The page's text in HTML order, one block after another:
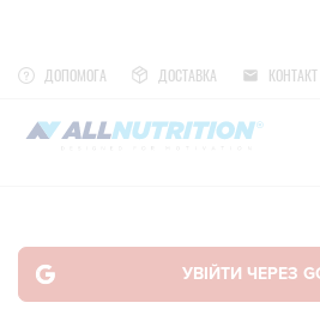
ДОПОМОГА ДОСТАВКА КОНТАКТ